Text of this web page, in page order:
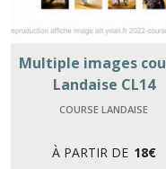
Multiple images
Landaise CL14
COURSE LANDAISE
À PARTIR DE 18€